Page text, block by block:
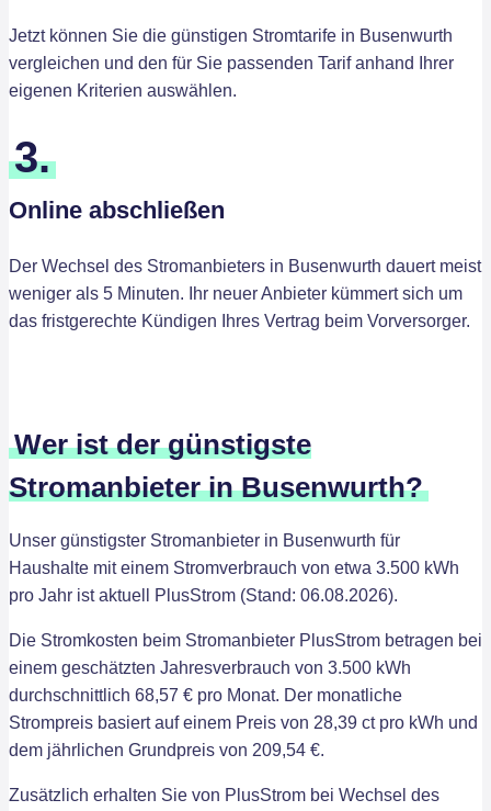
Jetzt können Sie die günstigen Stromtarife in Busenwurth
vergleichen und den für Sie passenden Tarif anhand Ihrer
eigenen Kriterien auswählen.
3.
Online abschließen
Der Wechsel des Stromanbieters in Busenwurth dauert meist
weniger als 5 Minuten. Ihr neuer Anbieter kümmert sich um
das fristgerechte Kündigen Ihres Vertrag beim Vorversorger.
Wer ist der günstigste
Stromanbieter in Busenwurth?
Unser günstigster Stromanbieter in Busenwurth für
Haushalte mit einem Stromverbrauch von etwa 3.500 kWh
pro Jahr ist aktuell PlusStrom (Stand: 06.08.2026).
Die Stromkosten beim Stromanbieter PlusStrom betragen bei
einem geschätzten Jahresverbrauch von 3.500 kWh
durchschnittlich 68,57 € pro Monat. Der monatliche
Strompreis basiert auf einem Preis von 28,39 ct pro kWh und
dem jährlichen Grundpreis von 209,54 €.
Zusätzlich erhalten Sie von PlusStrom bei Wechsel des